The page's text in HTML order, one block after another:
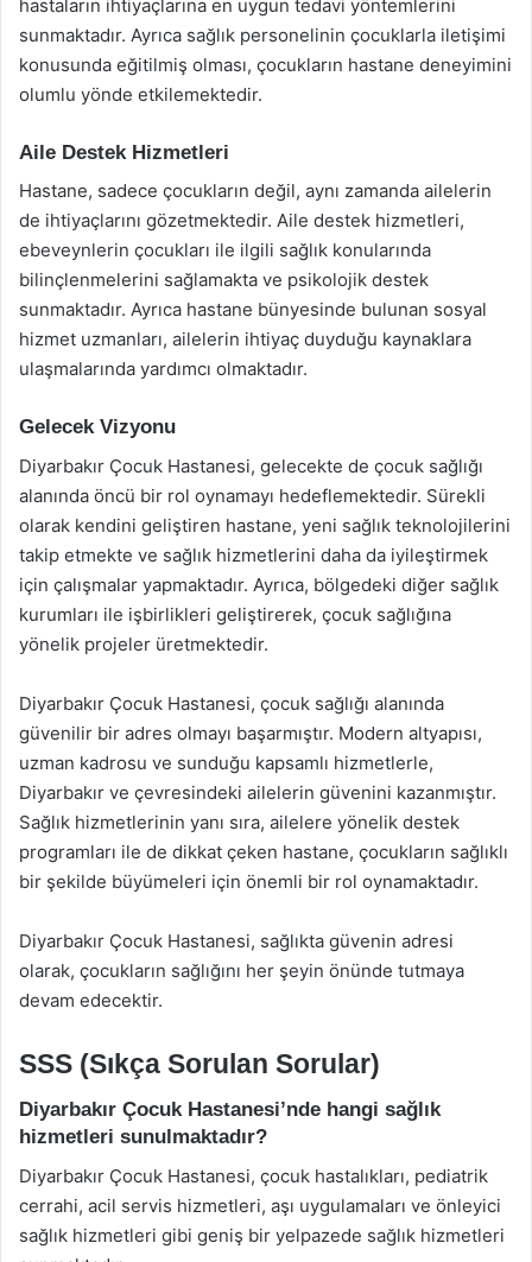
hastaların ihtiyaçlarına en uygun tedavi yöntemlerini
sunmaktadır. Ayrıca sağlık personelinin çocuklarla iletişimi
konusunda eğitilmiş olması, çocukların hastane deneyimini
olumlu yönde etkilemektedir.
Aile Destek Hizmetleri
Hastane, sadece çocukların değil, aynı zamanda ailelerin
de ihtiyaçlarını gözetmektedir. Aile destek hizmetleri,
ebeveynlerin çocukları ile ilgili sağlık konularında
bilinçlenmelerini sağlamakta ve psikolojik destek
sunmaktadır. Ayrıca hastane bünyesinde bulunan sosyal
hizmet uzmanları, ailelerin ihtiyaç duyduğu kaynaklara
ulaşmalarında yardımcı olmaktadır.
Gelecek Vizyonu
Diyarbakır Çocuk Hastanesi, gelecekte de çocuk sağlığı
alanında öncü bir rol oynamayı hedeflemektedir. Sürekli
olarak kendini geliştiren hastane, yeni sağlık teknolojilerini
takip etmekte ve sağlık hizmetlerini daha da iyileştirmek
için çalışmalar yapmaktadır. Ayrıca, bölgedeki diğer sağlık
kurumları ile işbirlikleri geliştirerek, çocuk sağlığına
yönelik projeler üretmektedir.
Diyarbakır Çocuk Hastanesi, çocuk sağlığı alanında
güvenilir bir adres olmayı başarmıştır. Modern altyapısı,
uzman kadrosu ve sunduğu kapsamlı hizmetlerle,
Diyarbakır ve çevresindeki ailelerin güvenini kazanmıştır.
Sağlık hizmetlerinin yanı sıra, ailelere yönelik destek
programları ile de dikkat çeken hastane, çocukların sağlıklı
bir şekilde büyümeleri için önemli bir rol oynamaktadır.
Diyarbakır Çocuk Hastanesi, sağlıkta güvenin adresi
olarak, çocukların sağlığını her şeyin önünde tutmaya
devam edecektir.
SSS (Sıkça Sorulan Sorular)
Diyarbakır Çocuk Hastanesi’nde hangi sağlık
hizmetleri sunulmaktadır?
Diyarbakır Çocuk Hastanesi, çocuk hastalıkları, pediatrik
cerrahi, acil servis hizmetleri, aşı uygulamaları ve önleyici
sağlık hizmetleri gibi geniş bir yelpazede sağlık hizmetleri